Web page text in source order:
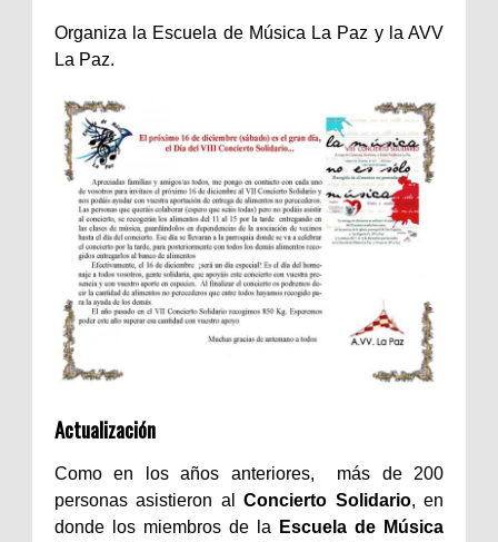
Organiza la Escuela de Música La Paz y la AVV
La Paz.
Actualización
Como en los años anteriores, más de 200
personas asistieron alConcierto Solidario, en
donde los miembros de la
Escuela de Música